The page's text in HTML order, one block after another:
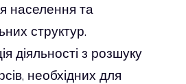
населення та
структур.
діяльності з розшуку
необхідних для